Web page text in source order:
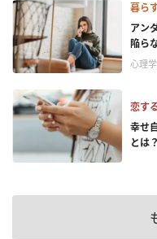
暮ら
アン
陥ら
心理
恋す
幸せ
とは？